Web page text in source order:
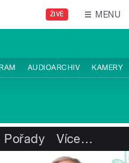
ŽIVĚ MENU
AUDIOARCHIV KAMERY
Pořady Více…